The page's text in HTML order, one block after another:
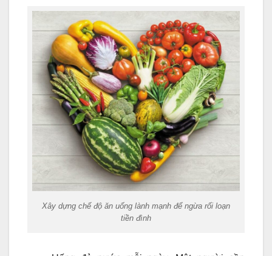
Xây dựng chế độ ăn uống lành mạnh để ngừa rối loạn
tiền đình